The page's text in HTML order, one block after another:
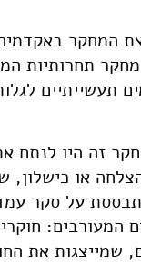
המחקר
תחרותיות
תעשייתיים
זה היו לנתח
המעורבים:
שמייצגות את